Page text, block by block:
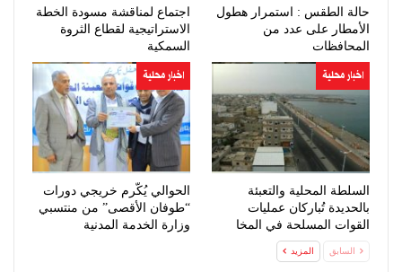
حالة الطقس : استمرار هطول
الأمطار على عدد من
المحافظات
اجتماع لمناقشة مسودة الخطة
الاستراتيجية لقطاع الثروة
السمكية
اخبار محلية
السلطة المحلية والتعبئة
بالحديدة تُباركان عمليات
القوات المسلحة في المخا
اخبار محلية
الحوالي يُكّرم خريجي دورات
“طوفان الأقصى” من منتسبي
وزارة الخدمة المدنية
السابق المزيد